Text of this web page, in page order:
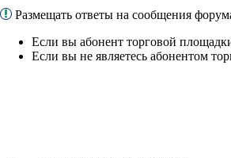
Размещать ответы на сообщения
Если вы абонент торговой
Если вы не являетесь абонентом